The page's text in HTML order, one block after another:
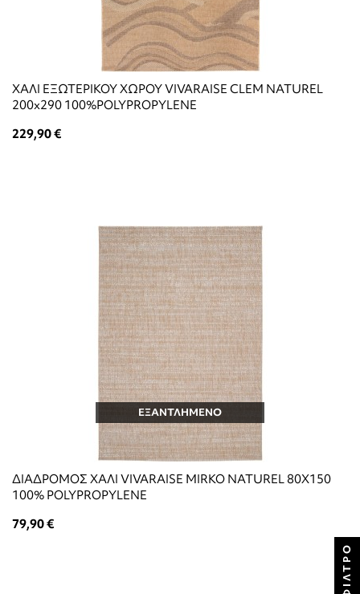
ΧΑΛΙ ΕΞΩΤΕΡΙΚΟΥ ΧΩΡΟΥ VIVARAISE CLEM NATUREL
200x290 100%POLYPROPYLENE
229,90 €
ΕΞΑΝΤΛΗΜΕΝΟ
ΔΙΑΔΡΟΜΟΣ ΧΑΛΙ VIVARAISE MIRKO NATUREL 80X150
100% POLYPROPYLENE
79,90 €
ΦΊΛΤΡΟ